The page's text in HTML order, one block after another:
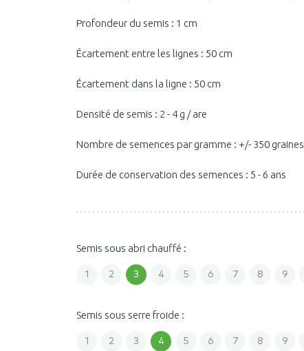
Profondeur du semis : 1 cm
Écartement entre les lignes : 50 cm
Écartement dans la ligne : 50 cm
Densité de semis : 2 - 4 g / are
Nombre de semences par gramme : +/- 350 graines
Durée de conservation des semences : 5 - 6 ans
Semis sous abri chauffé :
1 2 3 4 5 6 7 8 9
Semis sous serre froide :
1 2 3 4 5 6 7 8 9